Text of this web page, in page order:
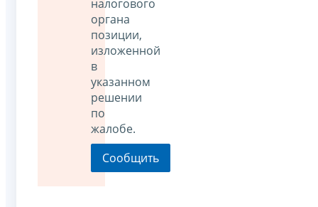
налогового
органа
позиции,
изложенной
в
указанном
решении
по
жалобе.